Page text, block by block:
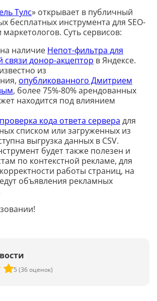
Тулс» открывает в публичный
бесплатных инструмента для SEO-
Суть сервисов:
наличие Непот-фильтра для
связи донор-акцептор в Яндексе.
из
опубликованного Дмитрием
, более 75%-80% арендованных
находится под влиянием
проверка кода ответа сервера для
списком или загруженных из
выгрузка данных в CSV.
будет также полезен и
по контекстной рекламе, для
работы страниц, на
объявления рекламных
5 (36 оценок)